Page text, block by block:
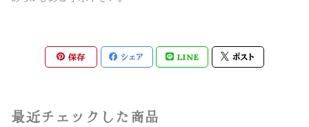
保存 シェア LINE ポスト
最近チェックした商品